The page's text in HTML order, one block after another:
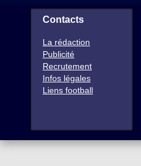
Contacts
La rédaction
Publicité
Recrutement
Infos légales
Liens football